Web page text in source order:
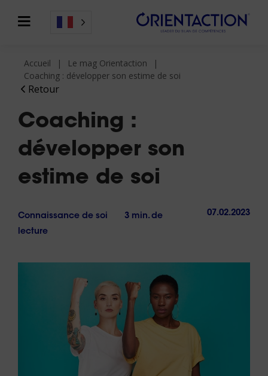
Retour
Accueil
Le mag Orientaction
Coaching : développer son estime de soi
Coaching :
développer son
estime de soi
Connaissance de soi
3 min. de
lecture
07.02.2023